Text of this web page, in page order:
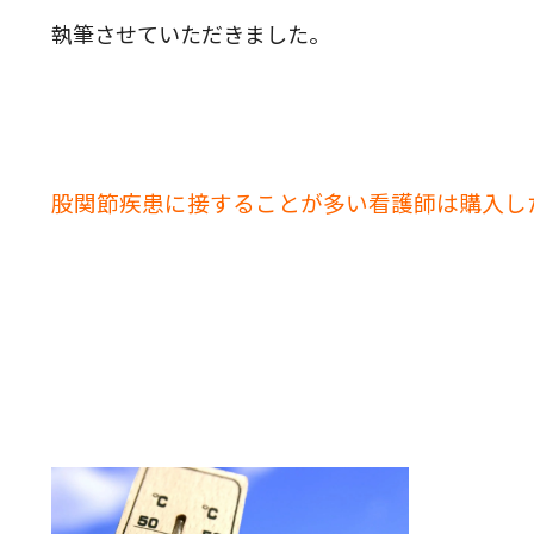
執筆させていただきました。
股関節疾患に接することが多い看護師は購入し